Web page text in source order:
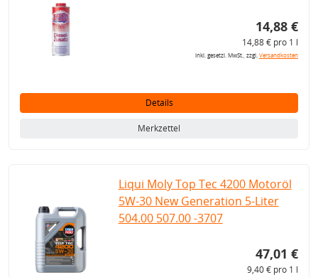
14,88 €
14,88 € pro 1 l
inkl. gesetzl. MwSt., zzgl.Versandkosten
Details
Merkzettel
Liqui Moly Top Tec 4200 Motoröl
5W-30 New Generation 5-Liter
504.00 507.00 -3707
47,01 €
9,40 € pro 1 l